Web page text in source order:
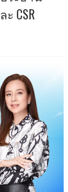
CSR